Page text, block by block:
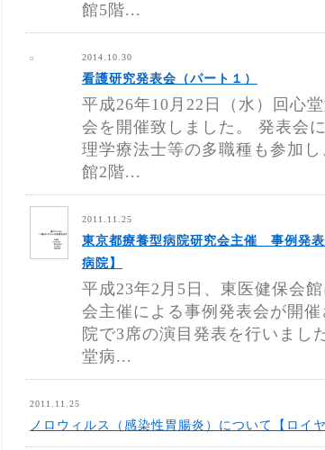
館5階...
2014.10.30
看護研究発表会（パート１）
平成26年10月22日（水）回心
会を開催致しました。 発表会
理学療法士等の多職種も参加
館2階...
2011.11.25
東京都療養型病院研究会主催 事例発
病院】
平成23年2月5日、東医健保会
会主催による事例発表会が開
院で3席の演目発表を行いま
堂病...
2011.11.25
ノロウィルス（感染性胃腸炎）について【ロイ